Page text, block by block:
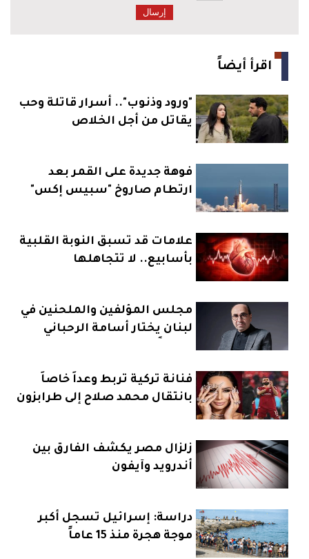
اقرأ أيضاً
"ورود وذنوب".. أسرار قاتلة وحب
يقاتل من أجل الخلاص
فوهة جديدة على القمر بعد
ارتطام صاروخ "سبيس إكس"
علامات قد تسبق النوبة القلبية
بأسابيع.. لا تتجاهلها
مجلس المؤلفين والملحنين في
لبنان يختار أسامة الرحباني
فنانة تركية تربط وعداً خاصاً
بانتقال محمد صلاح إلى طرابزون
زلزال مصر يكشف الفارق بين
أندرويد وآيفون
دراسة: إسرائيل تسجل أكبر
موجة هجرة منذ 15 عاماً